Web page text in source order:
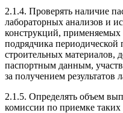
2.1.4. Проверять наличие
лабораторных анализов и
конструкций, применяемых
подрядчика периодической
строительных материалов,
паспортным данным,
за получением
2.1.5. Определять объем
комиссии по приемке таких